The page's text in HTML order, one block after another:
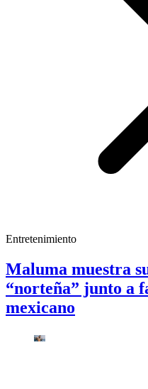
Entretenimiento
Maluma muestra
“norteña” junto a
mexicano